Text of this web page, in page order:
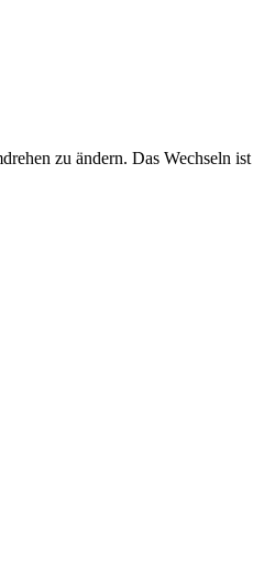
zu ändern. Das Wechseln ist